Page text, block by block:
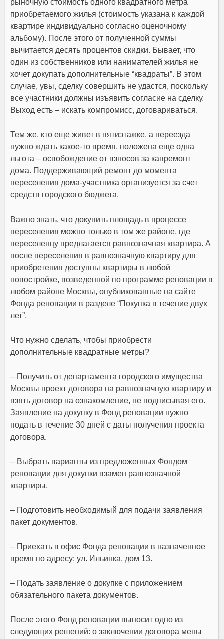
рыночную стоимость одного квадратного метра
приобретаемого жилья (стоимость указана к каждой
квартире индивидуально согласно оценочному
альбому). После этого от полученной суммы
вычитается десять процентов скидки. Бывает, что
один из собственников или нанимателей жилья не
хочет докупать дополнительные “квадраты”. В этом
случае, увы, сделку совершить не удастся, поскольку
все участники должны изъявить согласие на сделку.
Выход есть – искать компромисс, договариваться.
Тем же, кто еще живет в пятиэтажке, а переезда
нужно ждать какое-то время, положена еще одна
льгота – освобождение от взносов за капремонт
дома. Поддерживающий ремонт до момента
переселения дома-участника организуется за счет
средств городского бюджета.
Важно знать, что докупить площадь в процессе
переселения можно только в том же районе, где
переселенцу предлагается равнозначная квартира. А
после переселения в равнозначную квартиру для
приобретения доступны квартиры в любой
новостройке, возведенной по программе реновации в
любом районе Москвы, опубликованные на сайте
Фонда реновации в разделе “Покупка в течение двух
лет”.
Что нужно сделать, чтобы приобрести
дополнительные квадратные метры?
– Получить от департамента городского имущества
Москвы проект договора на равнозначную квартиру и
взять договор на ознакомление, не подписывая его.
Заявление на докупку в Фонд реновации нужно
подать в течение 30 дней с даты получения проекта
договора.
– Выбрать варианты из предложенных Фондом
реновации для докупки взамен равнозначной
квартиры.
– Подготовить необходимый для подачи заявления
пакет документов.
– Приехать в офис Фонда реновации в назначенное
время по адресу: ул. Ильинка, дом 13.
– Подать заявление о докупке с приложением
обязательного пакета документов.
После этого Фонд реновации выносит одно из
следующих решений: о заключении договора мены